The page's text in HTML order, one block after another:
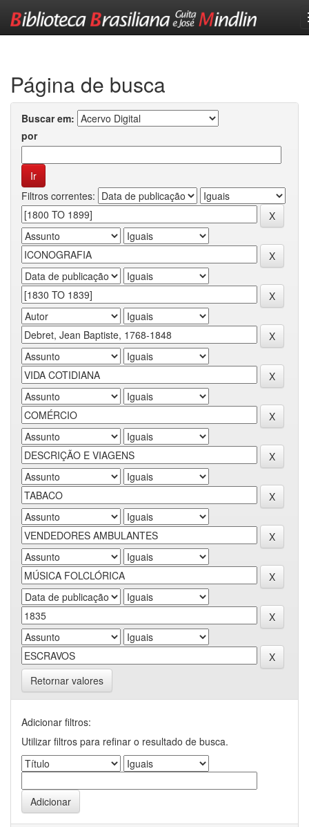
Página de busca
Buscar em:
por
Filtros correntes:
Retornar valores
Adicionar filtros:
Utilizar filtros para refinar o resultado de busca.